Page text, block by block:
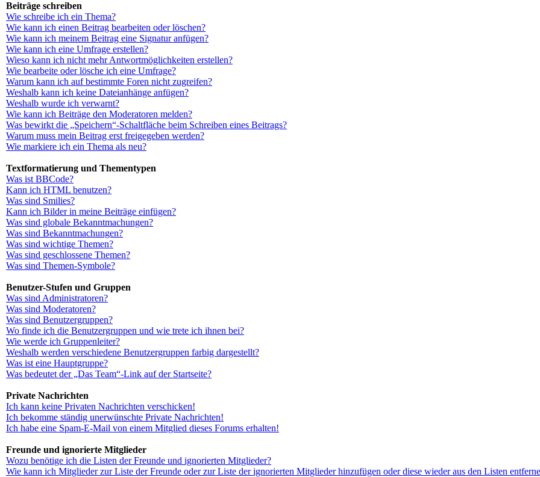
Beiträge schreiben
Wie schreibe ich ein Thema?
Wie kann ich einen Beitrag bearbeiten oder löschen?
Wie kann ich meinem Beitrag eine Signatur anfügen?
Wie kann ich eine Umfrage erstellen?
Wieso kann ich nicht mehr Antwortmöglichkeiten erstellen?
Wie bearbeite oder lösche ich eine Umfrage?
Warum kann ich auf bestimmte Foren nicht zugreifen?
Weshalb kann ich keine Dateianhänge anfügen?
Weshalb wurde ich verwarnt?
Wie kann ich Beiträge den Moderatoren melden?
Was bewirkt die „Speichern“-Schaltfläche beim Schreiben eines Beitrags?
Warum muss mein Beitrag erst freigegeben werden?
Wie markiere ich ein Thema als neu?
Textformatierung und Thementypen
Was ist BBCode?
Kann ich HTML benutzen?
Was sind Smilies?
Kann ich Bilder in meine Beiträge einfügen?
Was sind globale Bekanntmachungen?
Was sind Bekanntmachungen?
Was sind wichtige Themen?
Was sind geschlossene Themen?
Was sind Themen-Symbole?
Benutzer-Stufen und Gruppen
Was sind Administratoren?
Was sind Moderatoren?
Was sind Benutzergruppen?
Wo finde ich die Benutzergruppen und wie trete ich ihnen bei?
Wie werde ich Gruppenleiter?
Weshalb werden verschiedene Benutzergruppen farbig dargestellt?
Was ist eine Hauptgruppe?
Was bedeutet der „Das Team“-Link auf der Startseite?
Private Nachrichten
Ich kann keine Privaten Nachrichten verschicken!
Ich bekomme ständig unerwünschte Private Nachrichten!
Ich habe eine Spam-E-Mail von einem Mitglied dieses Forums erhalten!
Freunde und ignorierte Mitglieder
Wozu benötige ich die Listen der Freunde und ignorierten Mitglieder?
Wie kann ich Mitglieder zur Liste der Freunde oder zur Liste der ignorierten Mitglieder hinzufügen oder diese wieder aus den Listen